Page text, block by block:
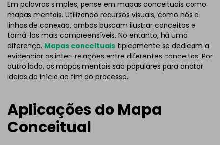
Em palavras simples, pense em mapas conceituais como
mapas mentais. Utilizando recursos visuais, como nós e
linhas de conexão, ambos buscam ilustrar conceitos e
torná-los mais compreensíveis. No entanto, há uma
diferença. Mapas conceituais tipicamente se dedicam a
evidenciar as inter-relações entre diferentes conceitos. Por
outro lado, os mapas mentais são populares para anotar
ideias do início ao fim do processo.
Aplicações do Mapa
Conceitual